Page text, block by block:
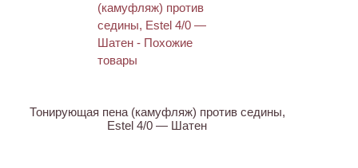
Тонирующая пена (камуфляж) против седины,
Estel 4/0 — Шатен